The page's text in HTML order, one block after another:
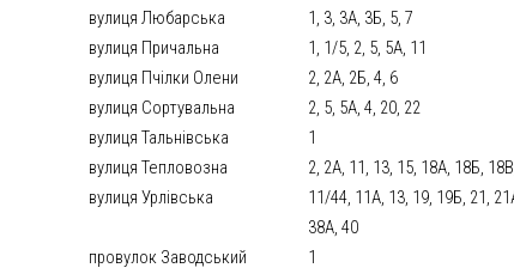
вулиця Любарська
1, 3, 3А, 3Б, 5, 7
вулиця Причальна
1, 1/5, 2, 5, 5А, 11
вулиця Пчілки Олени
2, 2А, 2Б, 4, 6
вулиця Сортувальна
2, 5, 5А, 4, 20, 22
вулиця Тальнівська
1
вулиця Тепловозна
2, 2А, 11, 13, 15, 18А, 18Б,
вулиця Урлівська
11/44, 11А, 13, 19, 19Б, 21,
38А, 40
провулок Заводський
1